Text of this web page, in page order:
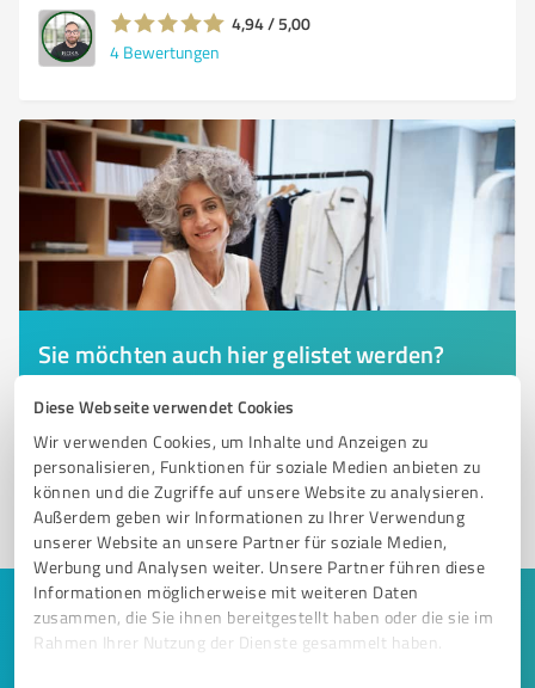
Diese Webseite verwendet Cookies
Wir verwenden Cookies, um Inhalte und Anzeigen zu
personalisieren, Funktionen für soziale Medien anbieten zu
können und die Zugriffe auf unsere Website zu analysieren.
Außerdem geben wir Informationen zu Ihrer Verwendung
unserer Website an unsere Partner für soziale Medien,
Werbung und Analysen weiter. Unsere Partner führen diese
Informationen möglicherweise mit weiteren Daten
zusammen, die Sie ihnen bereitgestellt haben oder die sie im
Rahmen Ihrer Nutzung der Dienste gesammelt haben.
4,94 / 5,00
4 Bewertungen
Sie möchten auch hier gelistet werden?
Kunden empfohlener ProvenExpert!
1
Keine Zeit für lange Recherchen und E-
Mails? Jetzt Angebote empfangen!